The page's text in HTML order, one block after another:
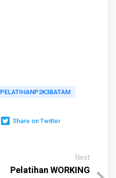
PELATIHANP2K3BATAM
Share on Twitter
Next
Pelatihan WORKING